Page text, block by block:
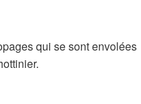
qui se sont envolées